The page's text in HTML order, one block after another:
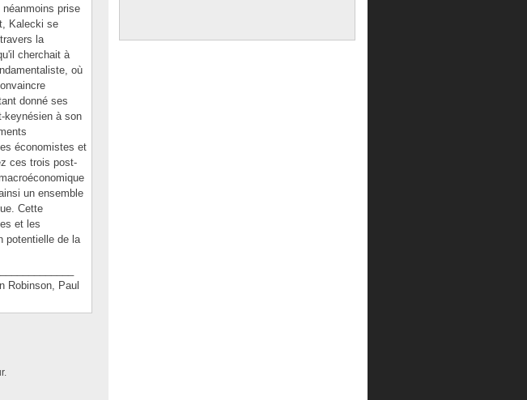
prise
Kalecki se
la
cherchait à
où
donné ses
keynésien à son
économistes et
ces trois post-
un ensemble
Cette
et les
potentielle de la
Robinson, Paul